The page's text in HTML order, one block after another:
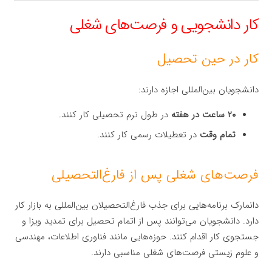
کار دانشجویی و فرصت‌های شغلی
کار در حین تحصیل
دانشجویان بین‌المللی اجازه دارند:
۲۰ ساعت در هفته
در طول ترم تحصیلی کار کنند.
تمام وقت در تعطیلات رسمی کار کنند.
فرصت‌های شغلی پس از فارغ‌التحصیلی
دانمارک برنامه‌هایی برای جذب فارغ‌التحصیلان بین‌المللی به بازار کار
دارد. دانشجویان می‌توانند پس از اتمام تحصیل برای تمدید ویزا و
جستجوی کار اقدام کنند. حوزه‌هایی مانند فناوری اطلاعات، مهندسی
و علوم زیستی فرصت‌های شغلی مناسبی دارند.